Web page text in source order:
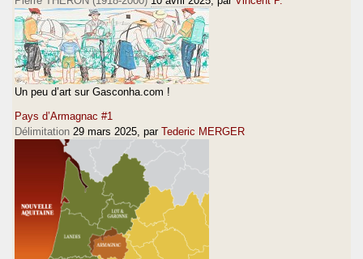
Un peu d’art sur Gasconha.com !
Pays d’Armagnac #1
Délimitation 29 mars 2025 , par Tederic MERGER